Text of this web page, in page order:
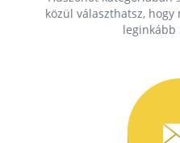
közül választhatsz,
leginkább